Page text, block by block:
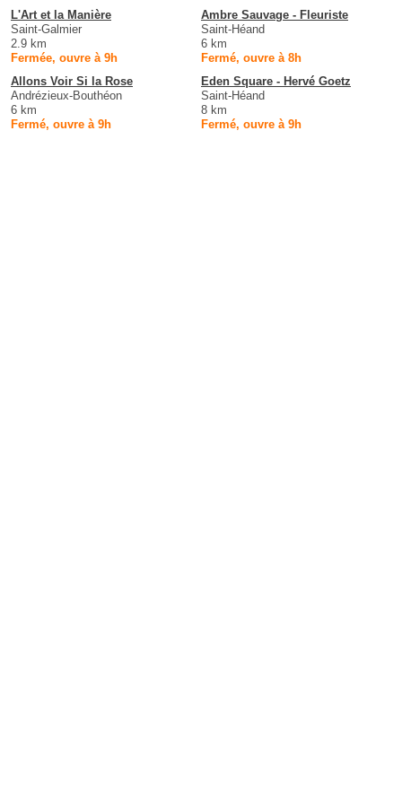
L'Art et la Manière
Saint-Galmier
2.9 km
Fermée, ouvre à 9h
Ambre Sauvage - Fleuriste
Saint-Héand
6 km
Fermé, ouvre à 8h
Allons Voir Si la Rose
Andrézieux-Bouthéon
6 km
Fermé, ouvre à 9h
Eden Square - Hervé Goetz
Saint-Héand
8 km
Fermé, ouvre à 9h